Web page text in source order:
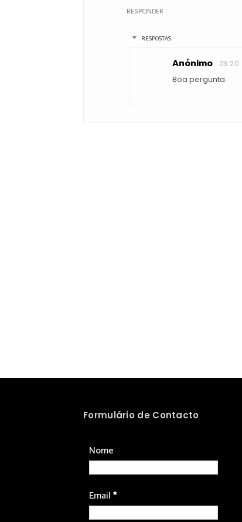
RESPONDER
RESPOSTAS
Anónimo 23:20
Boa pergunta.
Formulário de Contacto
Nome
Email*